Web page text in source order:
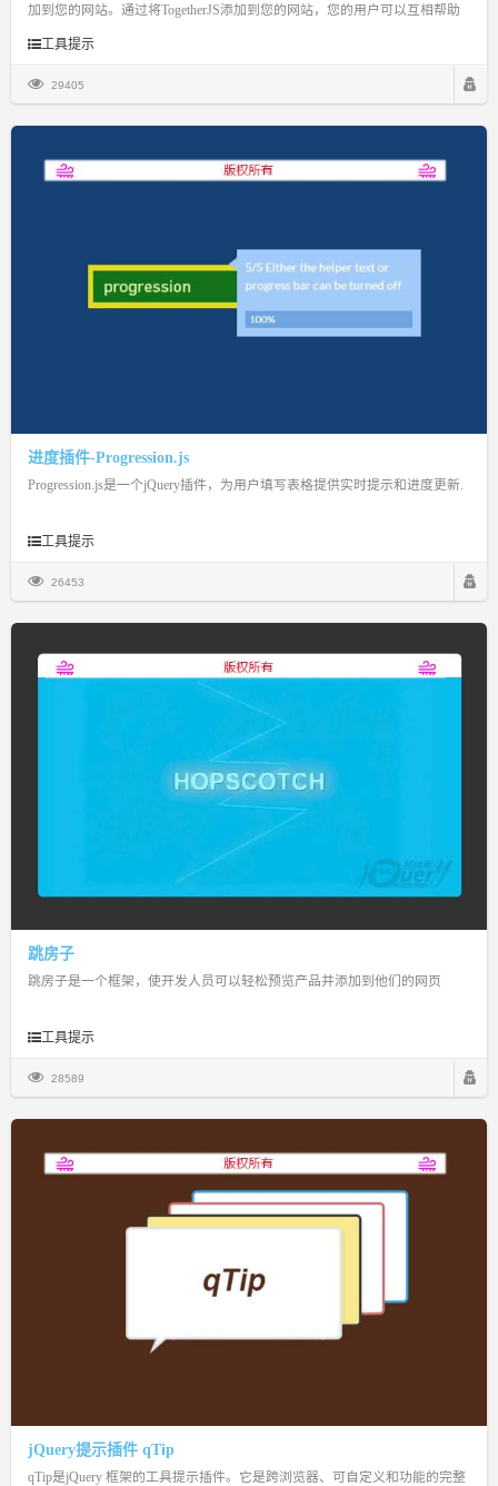
加到您的网站。通过将TogetherJS添加到您的网站，您的用户可以互相帮助
工具提示
29405
进度插件-Progression.js
Progression.js是一个jQuery插件，为用户填写表格提供实时提示和进度更新.
工具提示
26453
跳房子
跳房子是一个框架，使开发人员可以轻松预览产品并添加到他们的网页
工具提示
28589
jQuery提示插件 qTip
qTip是jQuery 框架的工具提示插件。它是跨浏览器、可自定义和功能的完整